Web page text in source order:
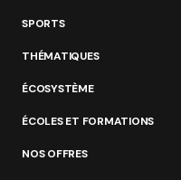
SPORTS
THÉMATIQUES
ÉCOSYSTÈME
ÉCOLES ET FORMATIONS
NOS OFFRES